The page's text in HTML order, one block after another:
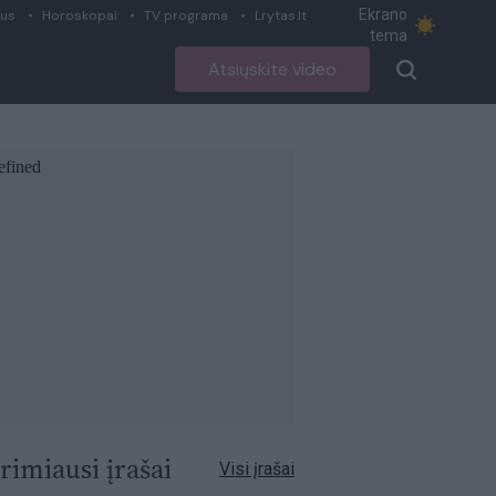
Horoskopai TV programa Lrytas.lt
Ekrano
tema
Atsiųskite video
įrašai Visi įrašai